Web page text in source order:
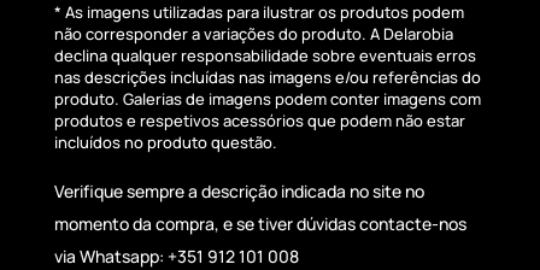
* As imagens utilizadas para ilustrar os produtos podem
não corresponder a variações do produto. A Delarobia
declina qualquer responsabilidade sobre eventuais erros
nas descrições incluídas nas imagens e/ou referências do
produto. Galerias de imagens podem conter imagens com
produtos e respetivos acessórios que podem não estar
incluídos no produto questão.
Verifique sempre a descrição indicada no site no
momento da compra, e se tiver dúvidas contacte-nos
via Whatsapp: +351 912 101 008